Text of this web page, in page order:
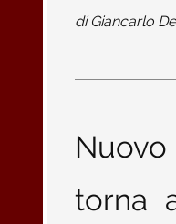
di Giancarlo
torna